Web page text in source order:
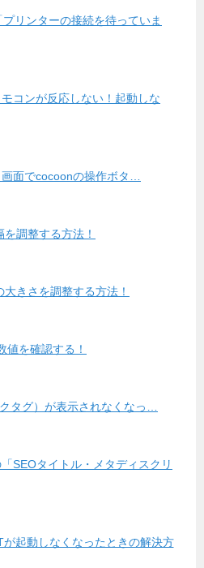
リンターの接続を待っていま
コンが反応しない！起動しな
面でcocoonの操作ボタ…
調整する方法！
きさを調整する方法！
値を確認する！
タグ）が表示されなくなっ…
SEOタイトル・メタディスクリ
が起動しなくなったときの解決方